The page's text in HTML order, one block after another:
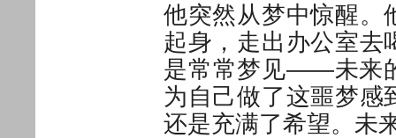
他突然从梦中惊醒。
起身，走出办公室去
是常常梦见——未来
为自己做了这噩梦感
还是充满了希望。未